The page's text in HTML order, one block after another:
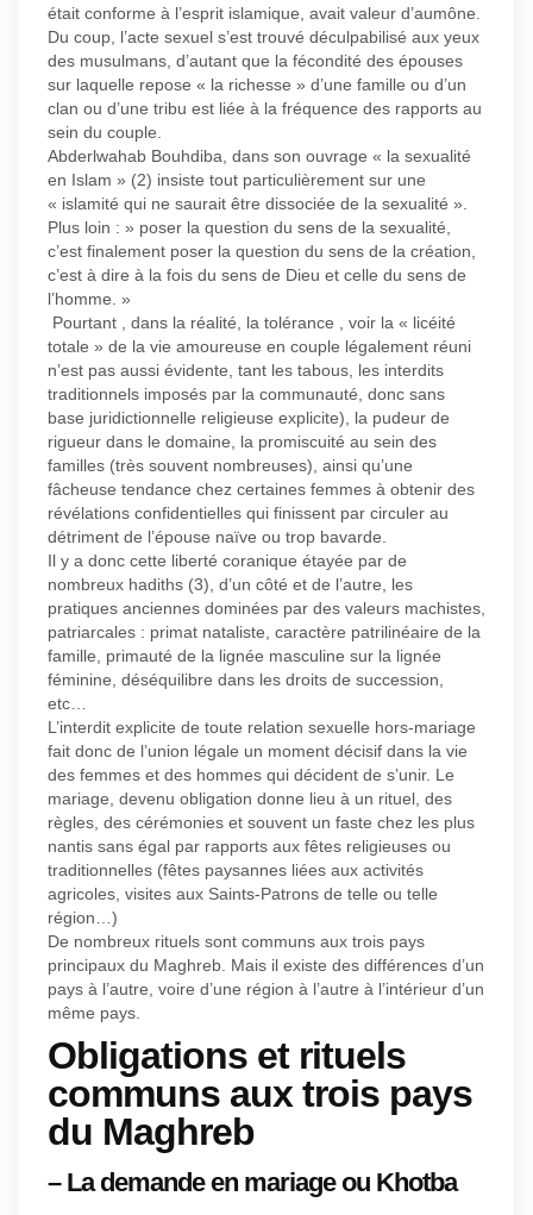
était conforme à l’esprit islamique, avait valeur d’aumône.
Du coup, l’acte sexuel s’est trouvé déculpabilisé aux yeux
des musulmans, d’autant que la fécondité des épouses
sur laquelle repose « la richesse » d’une famille ou d’un
clan ou d’une tribu est liée à la fréquence des rapports au
sein du couple.
Abderlwahab Bouhdiba, dans son ouvrage « la sexualité
en Islam » (2) insiste tout particulièrement sur une
« islamité qui ne saurait être dissociée de la sexualité ».
Plus loin : » poser la question du sens de la sexualité,
c’est finalement poser la question du sens de la création,
c’est à dire à la fois du sens de Dieu et celle du sens de
l’homme. »
Pourtant , dans la réalité, la tolérance , voir la « licéité
totale » de la vie amoureuse en couple légalement réuni
n’est pas aussi évidente, tant les tabous, les interdits
traditionnels imposés par la communauté, donc sans
base juridictionnelle religieuse explicite), la pudeur de
rigueur dans le domaine, la promiscuité au sein des
familles (très souvent nombreuses), ainsi qu’une
fâcheuse tendance chez certaines femmes à obtenir des
révélations confidentielles qui finissent par circuler au
détriment de l’épouse naïve ou trop bavarde.
Il y a donc cette liberté coranique étayée par de
nombreux hadiths (3), d’un côté et de l’autre, les
pratiques anciennes dominées par des valeurs machistes,
patriarcales : primat nataliste, caractère patrilinéaire de la
famille, primauté de la lignée masculine sur la lignée
féminine, déséquilibre dans les droits de succession,
etc…
L’interdit explicite de toute relation sexuelle hors-mariage
fait donc de l’union légale un moment décisif dans la vie
des femmes et des hommes qui décident de s’unir. Le
mariage, devenu obligation donne lieu à un rituel, des
règles, des cérémonies et souvent un faste chez les plus
nantis sans égal par rapports aux fêtes religieuses ou
traditionnelles (fêtes paysannes liées aux activités
agricoles, visites aux Saints-Patrons de telle ou telle
région…)
De nombreux rituels sont communs aux trois pays
principaux du Maghreb. Mais il existe des différences d’un
pays à l’autre, voire d’une région à l’autre à l’intérieur d’un
même pays.
Obligations et rituels
communs aux trois pays
du Maghreb
– La demande en mariage ou Khotba